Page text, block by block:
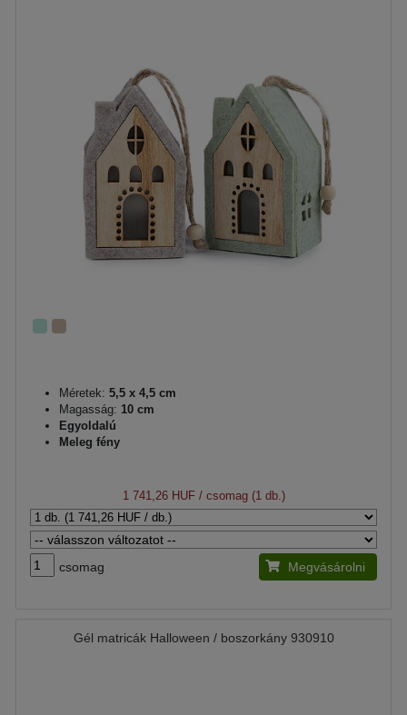
Méretek: 5,5 x 4,5 cm
Magasság: 10 cm
Egyoldalú
Meleg fény
1 741,26 HUF/ csomag (1 db.)
csomag Megvásárolni
Gél matricák Halloween / boszorkány 930910